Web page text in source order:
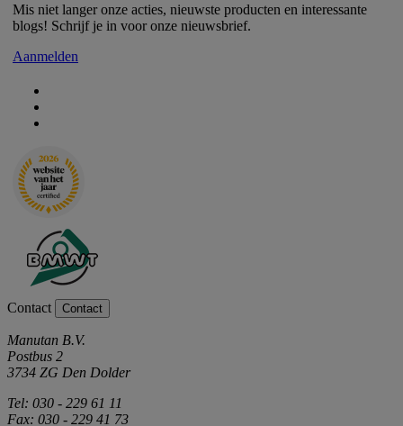
Mis niet langer onze acties, nieuwste producten en interessante
blogs! Schrijf je in voor onze nieuwsbrief.
Aanmelden
Contact Contact
Manutan B.V.
Postbus 2
3734 ZG Den Dolder
Tel: 030 - 229 61 11
Fax: 030 - 229 41 73